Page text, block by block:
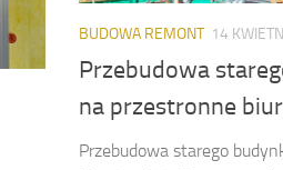
BUDOWA REMONT 14
Przebudowa
na przestronne
Przebudowa starego